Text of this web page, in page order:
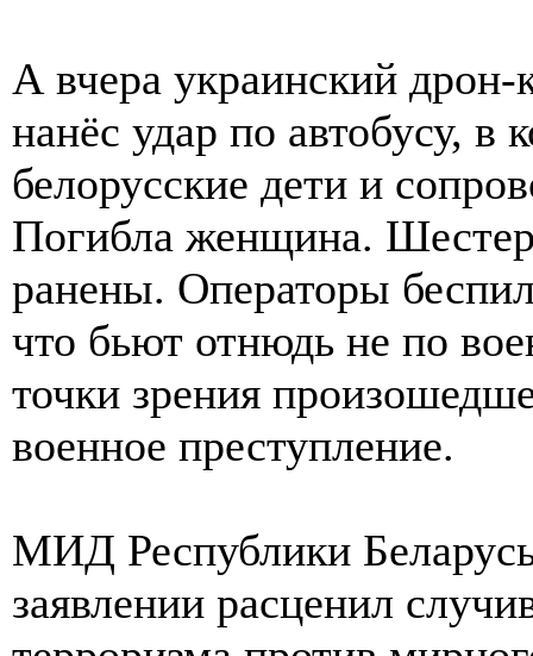
А вчера украинский дрон-
нанёс удар по автобусу, в
белорусские дети и
Погибла женщина.
ранены. Операторы
что бьют отнюдь не по
точки зрения
военное преступление.
МИД Республики
заявлении расценил